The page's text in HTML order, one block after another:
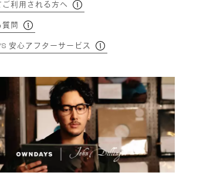
ご利用される方へ
質問
安心アフターサービス